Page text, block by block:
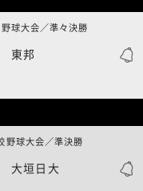
東邦
球大会／準々決勝
大垣日大
球大会／準決勝